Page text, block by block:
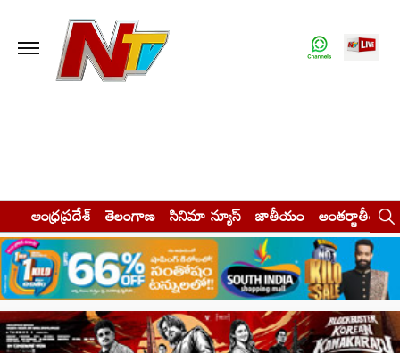
ఆంధ్రప్రదేశ్ తెలంగాణ సినిమా న్యూస్ జాతీయం అంతర్జాతీయం